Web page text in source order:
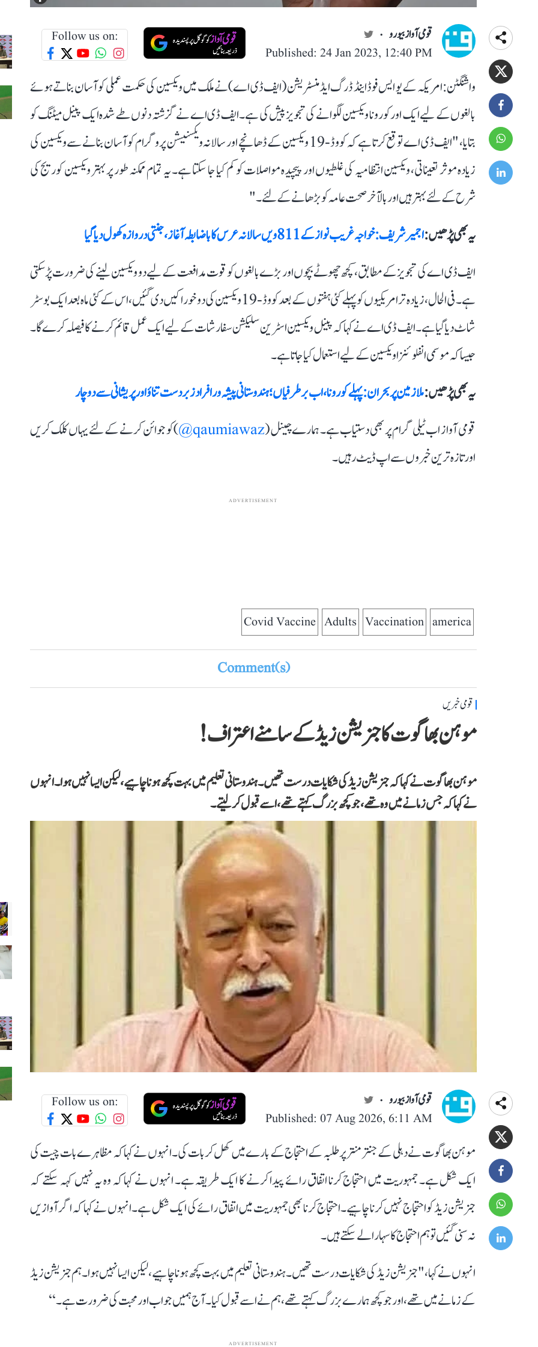
قومی آواز بیورو
Published: 24 Jan 2023, 12:40 PM
Follow us on:
واشنگٹن: امریکہ کے یو ایس فوڈ اینڈ ڈرگ ایڈمنسٹریشن (ایف ڈی اے) نے ملک میں ویکسین کی حکمت عملی کو آسان بناتے ہوئے
بالغوں کے لیے ایک اور کورونا ویکسین لگوانے کی تجویز پیش کی ہے۔ ایف ڈی اے نے گزشتہ دنوں طے شدہ ایک پینل میٹنگ کو
بتایا، "ایف ڈی اے توقع کرتا ہے کہ کووڈ-19 ویکسین کے ڈھانچے اور سالانہ ویکسنیشن پروگرام کو آسان بنانے سے ویکسین کی
زیادہ موثر تعیناتی، ویکسین انتظامیہ کی غلطیوں اور پیچیدہ مواصلات کو کم کیا جا سکتا ہے۔ یہ تمام ممکنہ طور پر بہتر ویکسین کوریج کی
شرح کے لئے بہتر ہیں اور بالآخر صحت عامہ کو بڑھانے کے لئے۔"
یہ بھی پڑھیں :اجمیر شریف: خواجہ غریب نواز کے 811ویں سالانہ عرس کا باضابطہ آغاز، جنتی دروازہ کھول دیا گیا
ایف ڈی اے کی تجویز کے مطابق، کچھ چھوٹے بچوں اور بڑے بالغوں کو قوت مدافعت کے لیے دو ویکسین لینے کی ضرورت پڑ سکتی
ہے۔ فی الحال، زیادہ تر امریکیوں کو پہلے کئی ہفتوں کے بعد کووڈ-19 ویکسین کی دو خوراکیں دی گئیں، اس کے کئی ماہ بعد ایک بوسٹر
شاٹ دیا گیا ہے۔ ایف ڈی اے نے کہا کہ پینل ویکسین اسٹرین سلیکشن سفارشات کے لیے ایک عمل قائم کرنے کا فیصلہ کرے گا۔
جیسا کہ موسمی انفلوئنزا ویکسین کے لیے استعمال کیا جاتا ہے۔
یہ بھی پڑھیں :ملازمین پر بحران: پہلے کورونا، اب برطرفیاں؛ ہندوستانی پیشہ ور افراد زبردست تناؤ اور پریشانی سے دو چار
قومی آواز اب ٹیلی گرام پر بھی دستیاب ہے۔ ہمارے چینل (qaumiawaz@
) کو جوائن کرنے کے لئے یہاں کلک کریں
اور تازہ ترین خبروں سے اپ ڈیٹ رہیں۔
ADVERTISEMENT
america
Vaccination
Adults
Covid Vaccine
Comment(s)
قومی خبریں
موہن بھاگوت کا جنریشن زیڈ کے سامنے اعتراف!
موہن بھاگوت نے کہاکہ جنریشن زیڈ کی شکایات درست تھیں۔ ہندوستانی تعلیم میں بہت کچھ ہونا چاہیے، لیکن ایسا نہیں ہوا۔انہوں
نے کہا کہ جس زمانے میں وہ تھے،جو کچھ بزرگ کہتے تھے، اسے قبول کر لیتے۔
قومی آواز بیورو
Published: 07 Aug 2026, 6:11 AM
Follow us on:
موہن بھاگوت نے دہلی کے جنتر منتر پر طلبہ کے احتجاج کے بارے میں کھل کر بات کی۔ انہوں نے کہا کہ مظاہرے بات چیت کی
ایک شکل ہے۔ جمہوریت میں احتجاج کرنا اتفاق رائے پیدا کرنے کا ایک طریقہ ہے۔ انہوں نے کہا کہ وہ یہ نہیں کہہ سکتے کہ
جنریشن زیڈ کو احتجاج نہیں کرنا چاہیے۔احتجاج کرنا بھی جمہوریت میں اتفاق رائے کی ایک شکل ہے۔انہو ں نے کہا کہ اگر آوازیں
نہ سنی گئیں تو ہم احتجاج کا سہارا لے سکتے ہیں۔
انہوں نے کہا، " جنریشن زیڈ کی شکایات درست تھیں۔ ہندوستانی تعلیم میں بہت کچھ ہونا چاہیے، لیکن ایسا نہیں ہوا۔ ہم جنریشن زیڈ
کے زمانے میں تھے، اور جو کچھ ہمارے بزرگ کہتے تھے، ہم نےاسے قبول کیا۔ آج ہمیں جواب اور محبت کی ضرورت ہے۔‘‘
ADVERTISEMENT